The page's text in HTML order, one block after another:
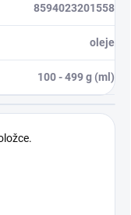
8594023201558
oleje
100 - 499 g (ml)